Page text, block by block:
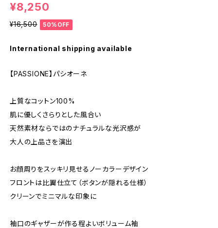
¥8,250
¥16,500 50%OFF
International shipping available
【PASSIONE】パシオーネ
上質なコットン100%
肌に優しくさらりとした風合い
天然素材ならではのナチュラルな光沢感が
大人の上品さを演出
お顔周りをスッキリ見せるノーカラーデザイン
フロントは比翼仕立て（ボタンが隠れる仕様）
クリーンでミニマルな印象に
袖口のギャザーが作る程よいボリューム袖